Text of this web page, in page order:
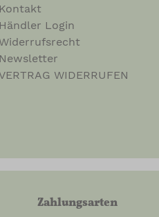
Kontakt
Händler Login
Widerrufsrecht
Newsletter
WIDERRUFEN
Zahlungsarten